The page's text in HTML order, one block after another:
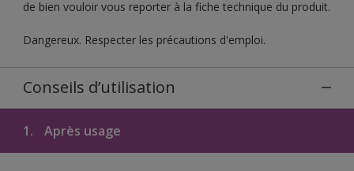
de bien vouloir vous reporter à la fiche technique du produit.
Dangereux. Respecter les précautions d'emploi.
Conseils d’utilisation
1. Après usage